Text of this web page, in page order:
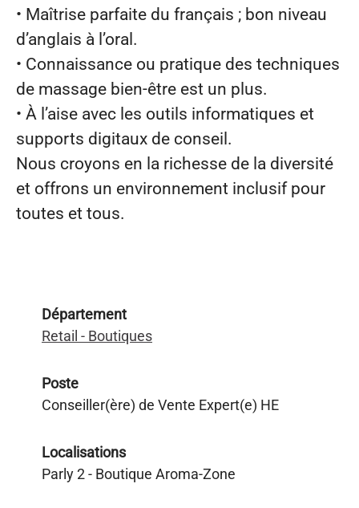
• Maîtrise parfaite du français ; bon niveau
d’anglais à l’oral.
• Connaissance ou pratique des techniques
de massage bien‑être est un plus.
• À l’aise avec les outils informatiques et
supports digitaux de conseil.
Nous croyons en la richesse de la diversité
et offrons un environnement inclusif pour
toutes et tous.
Département
Retail - Boutiques
Poste
Conseiller(ère) de Vente Expert(e) HE
Localisations
Parly 2 - Boutique Aroma-Zone